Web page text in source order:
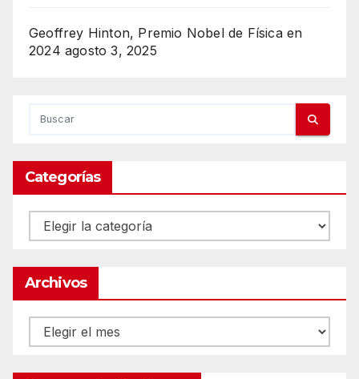
Geoffrey Hinton, Premio Nobel de Física en
2024 agosto 3, 2025
Categorías
Categorías
Archivos
Archivos